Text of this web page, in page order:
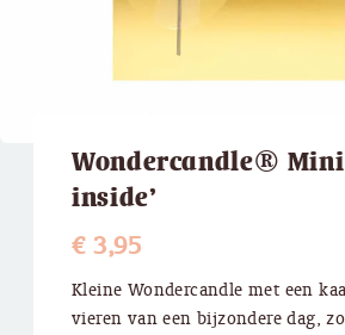
Wondercandle® Mini
inside’
€3,95
​Kleine Wondercandle met een
vieren van een bijzondere dag,